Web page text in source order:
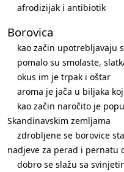
afrodizijak i antibiotik
Borovica
kao začin upotrebljavaju
pomalo su smolaste,
okus im je trpak i oštar
aroma je jača u biljaka
kao začin naročito je
Skandinavskim zemljama
zdrobljene se borovice
nadjeve za perad i pernatu
dobro se slažu sa